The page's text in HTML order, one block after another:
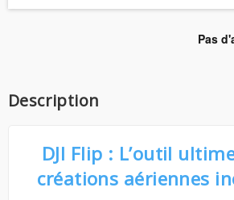
Description
DJI Flip : L’outil
créations aériennes